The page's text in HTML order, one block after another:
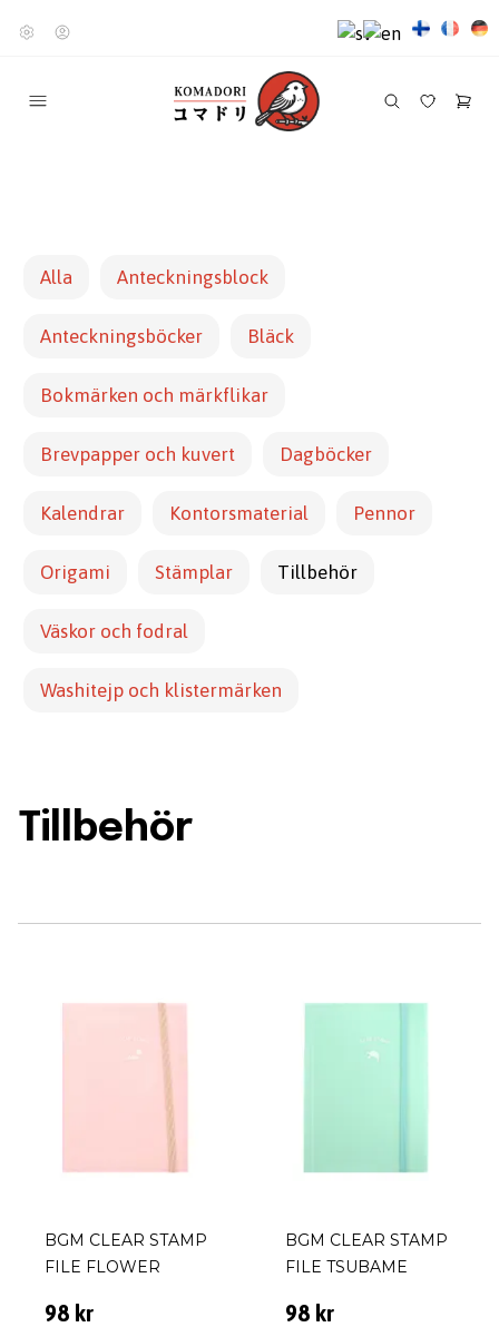
Alla Anteckningsblock
Anteckningsböcker Bläck
Bokmärken och märkflikar
Brevpapper och kuvert Dagböcker
Kalendrar Kontorsmaterial Pennor
Origami Stämplar Tillbehör
Väskor och fodral
Washitejp och klistermärken
Tillbehör
BGM CLEAR STAMP
FILE FLOWER
98 kr
BGM CLEAR STAMP
FILE TSUBAME
98 kr